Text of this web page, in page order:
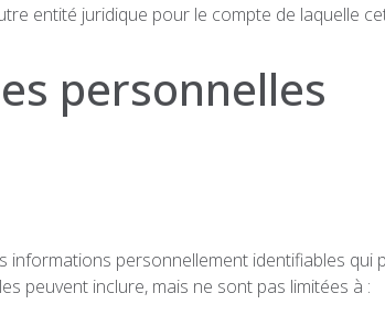
entité juridique pour le compte de laquelle
personnelles
informations personnellement identifiables qui
peuvent inclure, mais ne sont pas limitées à :